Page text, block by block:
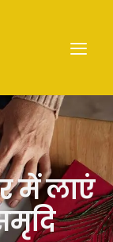
में लाएं